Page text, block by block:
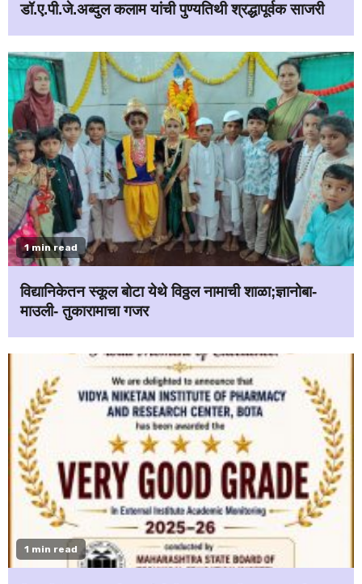
डॉ.ए.पी.जे.अब्दुल कलाम यांची पुण्यतिथी श्रद्धापूर्वक साजरी
1 min read
विद्यानिकेतन स्कूल बोटा येथे विठ्ठल नामाची शाळा;ज्ञानोबा-
माउली- तुकारामाचा गजर
1 min read